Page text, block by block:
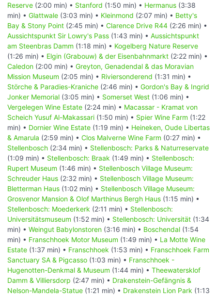
Reserve (2:00 min) • Stanford (1:50 min) • Hermanus (3:38
min) • Glattwale (3:03 min) • Kleinmond (2:07 min) • Betty's
Bay & Stony Point (2:45 min) • Clarence Drive R44 (2:26 min) •
Aussichtspunkt Sir Lowry's Pass (1:43 min) • Aussichtspunkt
am Steenbras Damm (1:18 min) • Kogelberg Nature Reserve
(1:26 min) • Elgin (Grabouw) & der Eisenbahnmarkt (2:22 min) •
Caledon (2:00 min) • Greyton, Genadendal & das Moravian
Mission Museum (2:05 min) • Riviersonderend (1:31 min) •
Störche & Paradies-Kraniche (2:46 min) • Gordon's Bay & Ingrid
Jonker Memorial (3:05 min) • Somerset West (1:06 min) •
Vergelegen Wine Estate (2:24 min) • Macassar - Kramat von
Scheich Yusuf Al-Makassari (1:50 min) • Spier Wine Farm (1:22
min) • Dornier Wine Estate (1:19 min) • Heineken, Oude Libertas
& Amarula (2:59 min) • Clos Malverne Wine Farm (0:27 min) •
Stellenbosch (2:34 min) • Stellenbosch: Parks & Naturreservate
(1:09 min) • Stellenbosch: Braak (1:49 min) • Stellenbosch:
Rupert Museum (1:46 min) • Stellenbosch Village Museum:
Schreuder Haus (2:32 min) • Stellenbosch Village Museum:
Bletterman Haus (1:02 min) • Stellenbosch Village Museum:
Grosvenor Mansion & Olof Marthinus Bergh Haus (1:15 min) •
Stellenbosch: Moederkerk (2:11 min) • Stellenbosch:
Universitätsmuseum (1:52 min) • Stellenbosch: Universität (1:34
min) • Weingut Babylonstoren (3:16 min) • Boschendal (1:54
min) • Franschhoek Motor Museum (1:49 min) • La Motte Wine
Estate (1:37 min) • Franschhoek (1:53 min) • Franschhoek Farm
Sanctuary SA & Pigcasso (1:03 min) • Franschhoek -
Hugenotten-Denkmal & Museum (1:44 min) • Theewatersklof
Damm & Villiersdorp (2:47 min) • Drakenstein-Gefängnis &
Nelson-Mandela-Statue (1:21 min) • Drakenstein Lion Park (1:13